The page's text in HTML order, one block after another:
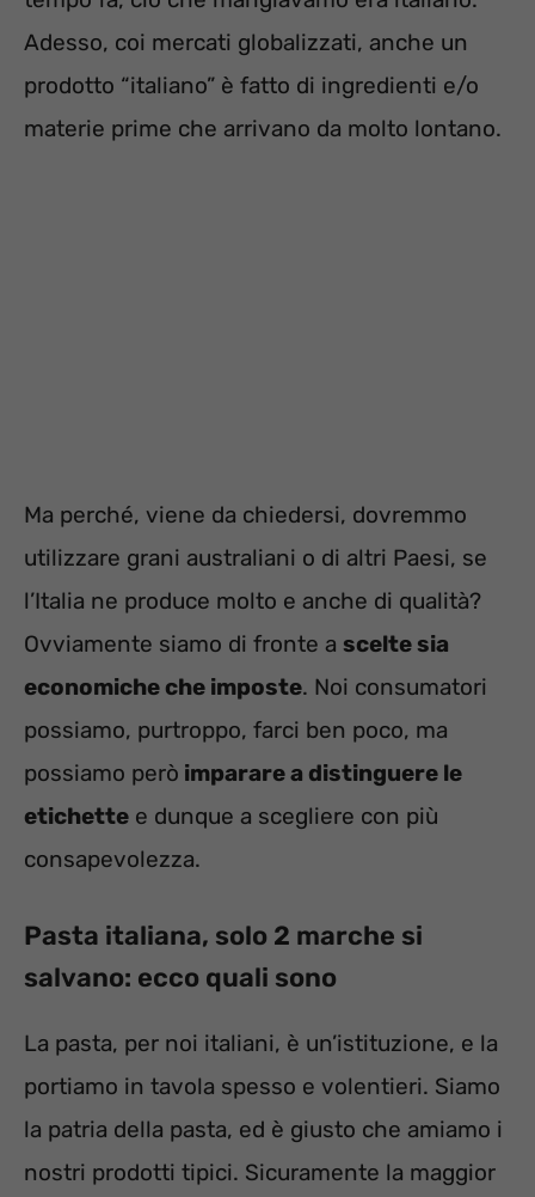
Adesso, coi mercati globalizzati, anche un
prodotto “italiano” è fatto di ingredienti e/o
materie prime che arrivano da molto lontano.
Ma perché, viene da chiedersi, dovremmo
utilizzare grani australiani o di altri Paesi, se
l’Italia ne produce molto e anche di qualità?
Ovviamente siamo di fronte a scelte sia
economiche che imposte. Noi consumatori
possiamo, purtroppo, farci ben poco, ma
possiamo però imparare a distinguere le
etichette e dunque a scegliere con più
consapevolezza.
Pasta italiana, solo 2 marche si
salvano: ecco quali sono
La pasta, per noi italiani, è un’istituzione, e la
portiamo in tavola spesso e volentieri. Siamo
la patria della pasta, ed è giusto che amiamo i
nostri prodotti tipici. Sicuramente la maggior